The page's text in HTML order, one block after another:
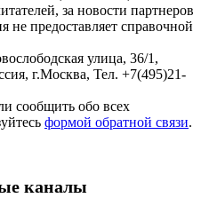
за новости партнеров
предоставляет справочной
улица, 36/1 ,
г.Москва, Тел. +7(495)21-
сообщить обо всех
формой обратной связи.
каналы